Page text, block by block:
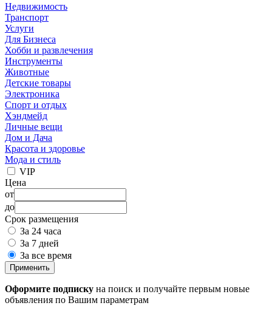
Недвижимость
Транспорт
Услуги
Для Бизнеса
Хобби и развлечения
Инструменты
Животные
Детские товары
Электроника
Спорт и отдых
Хэндмейд
Личные вещи
Дом и Дача
Красота и здоровье
Мода и стиль
VIP
Цена
от
до
Срок размещения
За 24 часа
За 7 дней
За все время
Применить
Оформите подписку на поиск и получайте первым новые
объявления по Вашим параметрам